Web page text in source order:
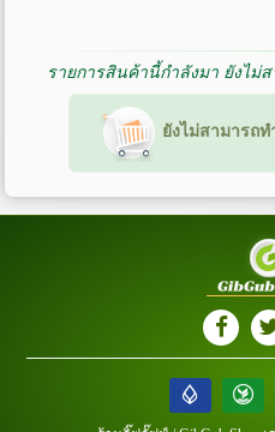
รายการสินค้านี้กำลังมา ยังไม่
ยังไม่สามารถ